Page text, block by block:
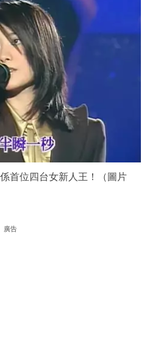
首位四台女新人王！（圖片
廣告